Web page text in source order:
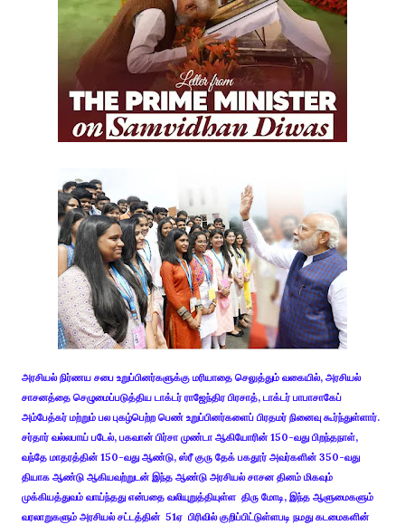
அரசியல் நிர்ணய சபை உறுப்பினர்களுக்கு மரியாதை செலுத்தும் வகையில், அரசியல்
சாசனத்தை செழுமைப்படுத்திய டாக்டர் ராஜேந்திர பிரசாத், டாக்டர் பாபாசாகேப்
அம்பேத்கர் மற்றும் பல புகழ்பெற்ற பெண் உறுப்பினர்களைப் பிரதமர் நினைவு கூர்ந்துள்ளார்.
சர்தார் வல்லபாய் படேல், பகவான் பிர்சா முண்டா ஆகியோரின் 150-வது பிறந்தநாள்,
வந்தே மாதரத்தின் 150-வது ஆண்டு, ஸ்ரீ குரு தேக் பகதூர் அவர்களின் 350-வது
தியாக ஆண்டு ஆகியவற்றுடன் இந்த ஆண்டு அரசியல் சாசன தினம் மிகவும்
முக்கியத்துவம் வாய்ந்தது என்பதை வலியுறுத்தியுள்ள திரு மோடி, இந்த ஆளுமைகளும்
வரலாறுகளும் அரசியல் சட்டத்தின் 51ஏ பிரிவில் குறிப்பிட்டுள்ளபடி நமது கடமைகளின்